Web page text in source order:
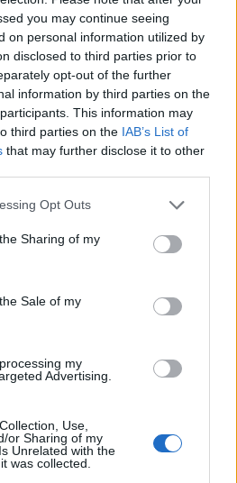
you may continue seeing
on personal information utilized by
disclosed to third parties prior to
opt-out of the further
information by third parties on the
This information may
third parties on the IAB’s List of
that may further disclose it to other
app uses one or more Google
usage behaviour. You may click to
and its third-party tags to
purposes in below Google
Opt Outs
Sharing of my
Sale of my
my
Advertising.
Use,
or Sharing of my
Unrelated with the
was collected.
és ott pakoljuk össze a
így szárnyalhat a fantázia
titok, eláruljátok, hogy mivel
állítani, illetve aktivizálni a
meggyőzni a zsűri
embert már most elérni, ez a
tartozik, de persze
minket is. Bár az Amigod
ugyanakkor őszintén be
Killsminden időnket
nagy a hajtás, de mindent
megleszünk.
Készültök új dalokkal
éveket képviseljük az